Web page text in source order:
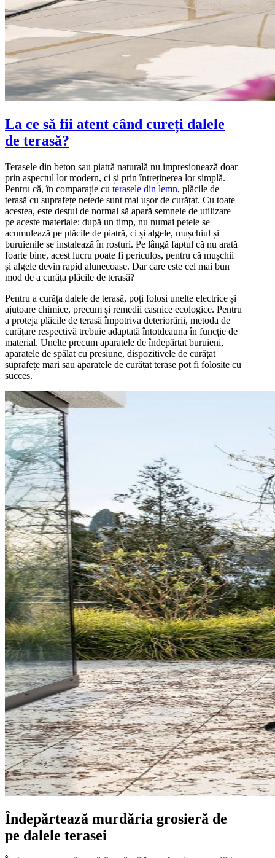
La ce să fii atent când cureți dalele
de terasă?
Terasele din beton sau piatră naturală nu impresionează doar
prin aspectul lor modern, ci și prin întreținerea lor simplă.
Pentru că, în comparație cu terasele din lemn, plăcile de
terasă cu suprafețe netede sunt mai ușor de curățat. Cu toate
acestea, este destul de normal să apară semnele de utilizare
pe aceste materiale: după un timp, nu numai petele se
acumulează pe plăcile de piatră, ci și algele, mușchiul și
buruienile se instalează în rosturi. Pe lângă faptul că nu arată
foarte bine, acest lucru poate fi periculos, pentru că mușchii
și algele devin rapid alunecoase. Dar care este cel mai bun
mod de a curăța plăcile de terasă?
Pentru a curăța dalele de terasă, poți folosi unelte electrice și
ajutoare chimice, precum și remedii casnice ecologice. Pentru
a proteja plăcile de terasă împotriva deteriorării, metoda de
curățare respectivă trebuie adaptată întotdeauna în funcție de
material. Unelte precum aparatele de îndepărtat buruieni,
aparatele de spălat cu presiune, dispozitivele de curățat
suprafețe mari sau aparatele de curățat terase pot fi folosite cu
succes.
Îndepărtează murdăria grosieră de
pe dalele terasei